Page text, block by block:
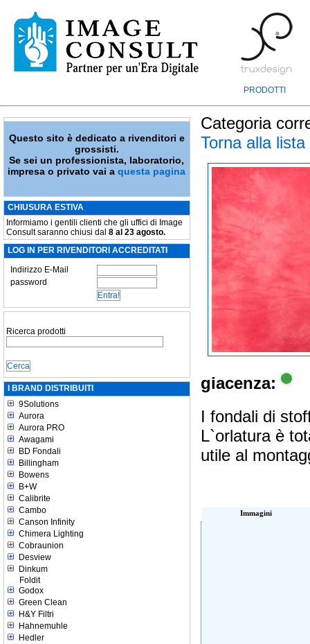
PRODOTTI
Questo sito è dedicato a rivenditori e
grossisti.
Se sei un professionista, laboratorio,
impresa o privato vai aquesta pagina
CHIUSURA ESTIVA
Informiamo i gentili clienti che gli uffici di Image
Consult saranno chiusi dal 8 al 23 agosto.
LOG IN PER RIVENDITORI ACCREDITATI
Indirizzo E-Mail
password
Ricerca prodotti
I BRAND DISTRIBUITI
9Solutions
Aurora
Aurora PRO
Awagami
BD Fondali
Billingham
Bowens
B+W
Calibrite
Cambo
Canson Infinity
Chimera Lighting
Cobraunion
Desview
Dinkum
Foldit
Godox
Green Clean
H&Y Filtri
Hahnemuhle
Hedler
Categoria
Torna alla lista
giacenza:
I fondali di
L`orlatura è
utile al
Immagini